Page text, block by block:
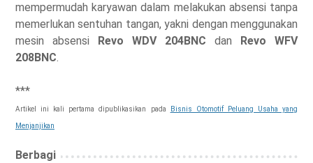
mempermudah karyawan dalam melakukan absensi tanpa
memerlukan sentuhan tangan, yakni dengan menggunakan
mesin absensi Revo WDV 204BNC dan Revo WFV
208BNC.
***
Artikel ini kali pertama dipublikasikan pada Bisnis Otomotif Peluang Usaha yang
Menjanjikan
Berbagi